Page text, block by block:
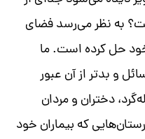
به نظر می‌رسد فضای
حل کرده است.ما
و بدتر از آن عبور
دختران و مردان
که بیماران خود